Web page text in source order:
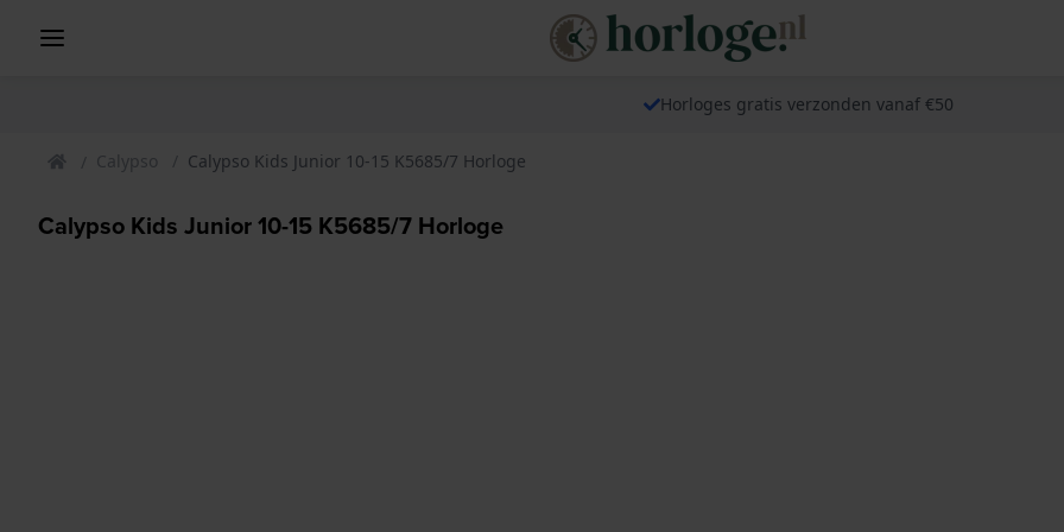
Horloges gratis verzonden vanaf €50
Calypso Calypso Kids Junior 10-15 K5685/7 Horloge
Calypso Kids Junior 10-15 K5685/7 Horloge